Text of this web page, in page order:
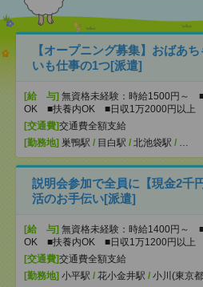
【オープニング募集】おばあ
いも仕事の1つ[派遣]
[給 与] 無資格未経験：時給1500円～
OK ■扶養内OK ■日収1万2000円以上
[交通費]交通費全額支給
[勤務地] 巣鴨駅 / 目白駅 / 北池袋駅 / …
説明会参加で全員に【現金2千
活のお手伝い[派遣]
[給 与] 無資格未経験：時給1400円～
OK ■扶養内OK ■日収1万1200円以上
[交通費]交通費全額支給
[勤務地] 小平駅 / 花小金井駅 / 小川(東京